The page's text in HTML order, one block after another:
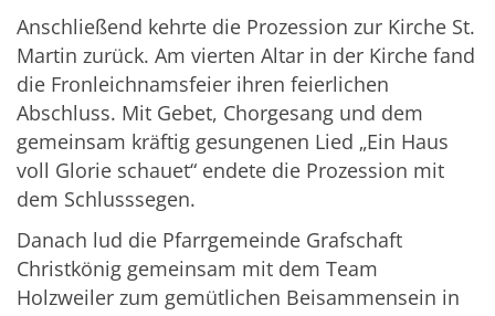
Anschließend kehrte die Prozession zur Kirche St.
Martin zurück. Am vierten Altar in der Kirche fand
die Fronleichnamsfeier ihren feierlichen
Abschluss. Mit Gebet, Chorgesang und dem
gemeinsam kräftig gesungenen Lied „Ein Haus
voll Glorie schauet“ endete die Prozession mit
dem Schlusssegen.
Danach lud die Pfarrgemeinde Grafschaft
Christkönig gemeinsam mit dem Team
Holzweiler zum gemütlichen Beisammensein in